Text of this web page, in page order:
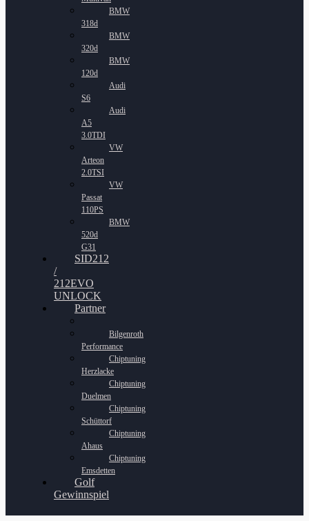
BMW
318d
BMW
320d
BMW
120d
Audi
S6
Audi
A5
3.0TDI
VW
Arteon
2.0TSI
VW
Passat
110PS
BMW
520d
G31
SID212
/
212EVO
UNLOCK
Partner
Bilgenroth
Performance
Chiptuning
Herzlacke
Chiptuning
Duelmen
Chiptuning
Schüttorf
Chiptuning
Ahaus
Chiptuning
Emsdetten
Golf
Gewinnspiel